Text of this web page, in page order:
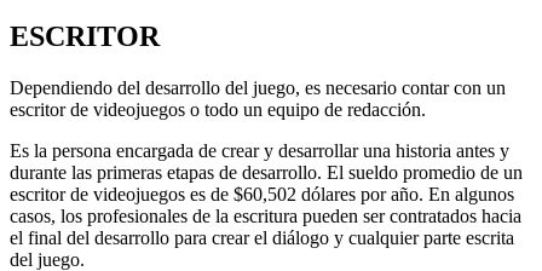
ESCRITOR
Dependiendo del desarrollo del juego, es necesario contar con un
escritor de videojuegos o todo un equipo de redacción.
Es la persona encargada de crear y desarrollar una historia antes y
durante las primeras etapas de desarrollo. El sueldo promedio de un
escritor de videojuegos es de $60,502 dólares por año. En algunos
casos, los profesionales de la escritura pueden ser contratados hacia
el final del desarrollo para crear el diálogo y cualquier parte escrita
del juego.